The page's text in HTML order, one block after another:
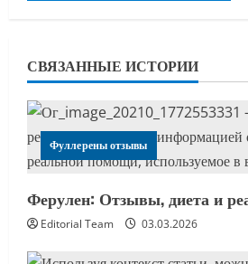
СВЯЗАННЫЕ ИСТОРИИ
Фуллерены отзывы
Ферулен: Отзывы, диета и
Editorial Team 03.03.2026